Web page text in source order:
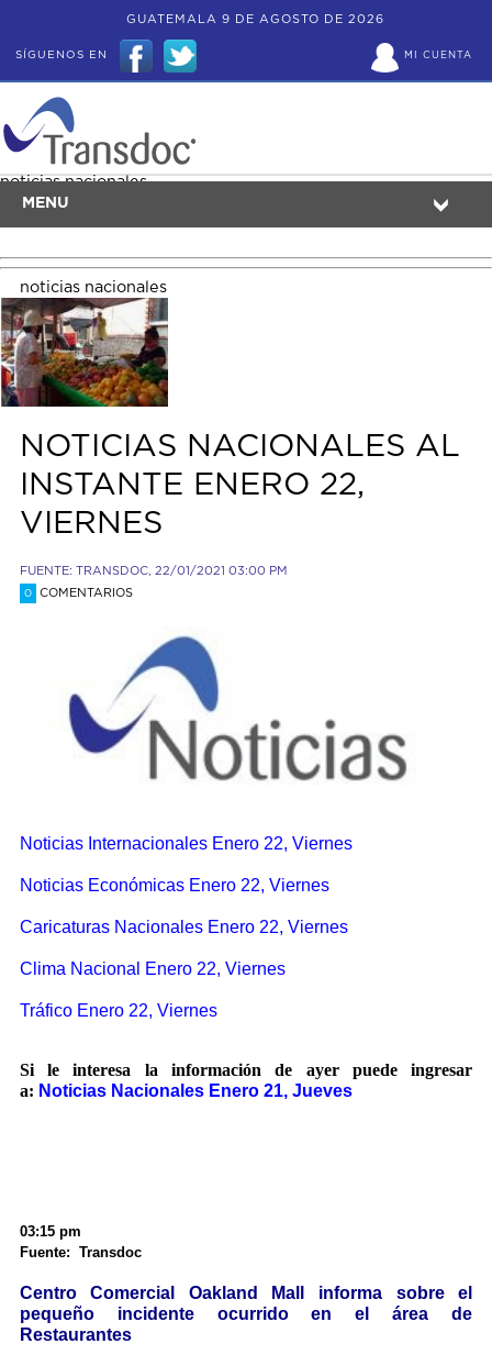
GUATEMALA 9 DE AGOSTO DE 2026
MI CUENTA
SÍGUENOS EN
MENU
noticias nacionales
noticias nacionales
NOTICIAS NACIONALES AL
INSTANTE ENERO 22,
VIERNES
FUENTE: TRANSDOC, 22/01/2021 03:00 PM
0 COMENTARIOS
Noticias Internacionales Enero 22, Viernes
Noticias Económicas Enero 22, Viernes
Caricaturas Nacionales Enero 22, Viernes
Clima Nacional Enero 22, Viernes
Tráfico Enero 22, Viernes
Si le interesa la información de ayer puede ingresar
a: Noticias Nacionales Enero 21, Jueves
03:15 pm
Fuente: Transdoc
Centro Comercial Oakland Mall informa sobre el
pequeño incidente ocurrido en el área de
Restaurantes